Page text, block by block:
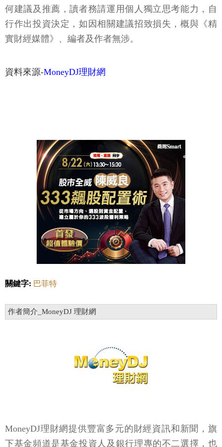
何建議及推薦，讀者務請運用個人獨立思考能力，自
行作出投資決定，如因相關建議招致損失，概與《精
實財經媒體》、編者及作者無涉。
資料來源-MoneyDJ理財網
關鍵字: 巴菲特
作者簡介_MoneyDJ 理財網
MoneyDJ理財網提供豐富多元的財經資訊和新聞，旗
下基金頻道是基金投資人及銀行理專的不二選擇，也